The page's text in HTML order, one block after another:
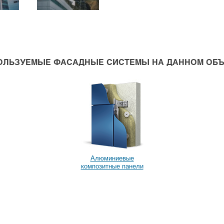
ФАСАДНЫЕ СИСТЕМЫ НА ДАННОМ
Алюминиевые
композитные панели